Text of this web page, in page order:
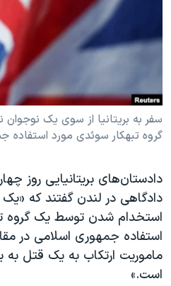
فرهنگ و زندگی
حقوق شهروندی
اسرائیل در جنگ
گالری عکس
مستندها
انتخابات ریاست جمهوری آمریکا ۲۰۲۴
حمله جمهوری اسلامی به اسرائیل
ورزش زنان در ایران
اعتراضات زن، زندگی، آزادی
تریبونال مردمی آبان ۹۸
دادگاه حمید نوری
چهل سال گروگان‌گیری
دنبال کنید
زبانهای مختلف
سفر به بریتانیا از سوی یک
گروه تبهکار سوئدی مورد
دادگاهی در لندن گفتند که
استخدام شدن توسط یک گروه
استفاده جمهوری اسلامی در
ماموریت ارتکاب به یک قتل به
است.»